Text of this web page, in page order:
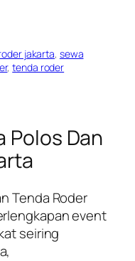
jakarta, sewa
, tenda roder
Polos Dan
Tenda Roder
event
seiring